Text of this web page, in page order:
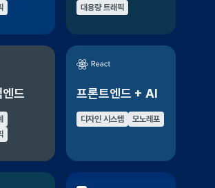
대용량 트래픽
드 프론트엔드 + AI
디자인 시스템 모노레포